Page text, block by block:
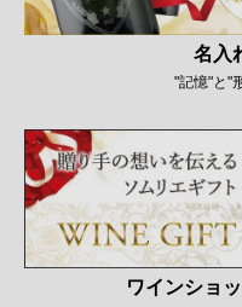
名入
"記憶"と"
ワインショ